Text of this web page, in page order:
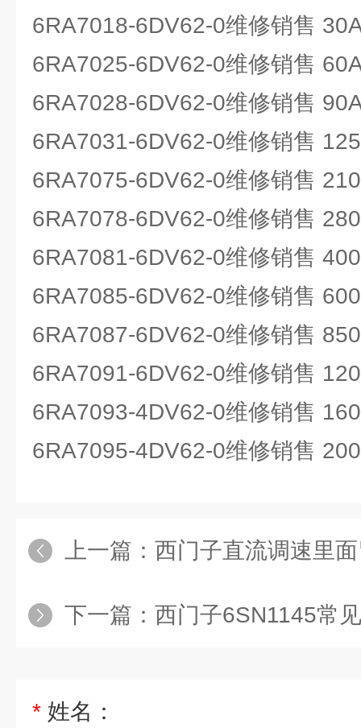
6RA7018-6DV62-0维修销售
6RA7025-6DV62-0维修销售
6RA7028-6DV62-0维修销售
6RA7031-6DV62-0维修销售
6RA7075-6DV62-0维修销售
6RA7078-6DV62-0维修销售
6RA7081-6DV62-0维修销售
6RA7085-6DV62-0维修销售
6RA7087-6DV62-0维修销售
6RA7091-6DV62-0维修销售
6RA7093-4DV62-0维修销售
6RA7095-4DV62-0维修销售
上一篇： 西门子直流调速里
下一篇： 西门子6SN1145常
* 姓名：